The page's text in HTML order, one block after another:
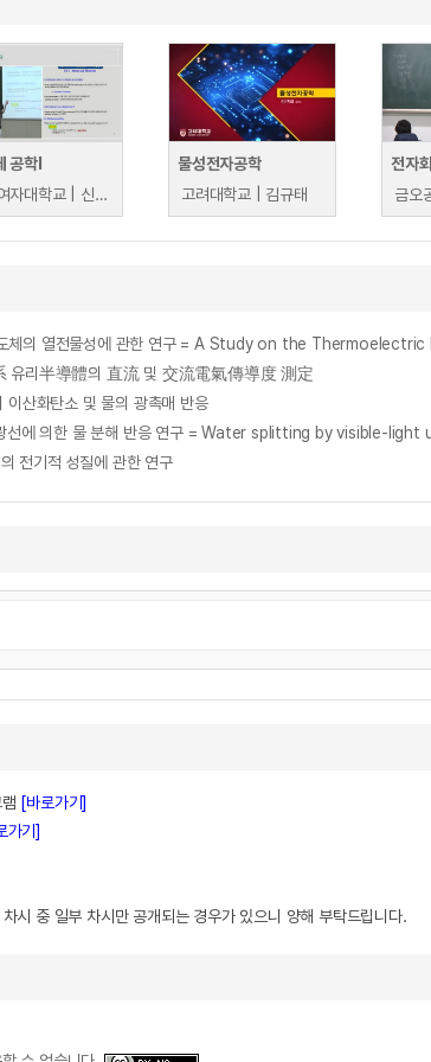
공학I
이화여자대학교 | 신형순
물성전자공학
고려대학교 | 김규태
도체의 열전물성에 관한 연구 = A Study on the
리半導體의 直流 및 交流電氣傳導度 測定
이산화탄소 및 물의 광촉매 반응
광선에 의한 물 분해 반응 연구 = Water splitting by visible-
전기적 성질에 관한 연구
[바로가기]
가기]
시 중 일부 차시만 공개되는 경우가 있으니 양해 부탁드립니다.